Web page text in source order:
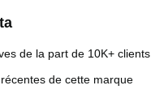
de la part de 10K+ clients
de cette marque